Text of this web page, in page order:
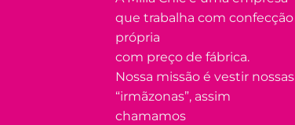
que trabalha com confecção
própria
com preço de fábrica.
Nossa missão é vestir nossas
“irmãzonas”, assim
chamamos